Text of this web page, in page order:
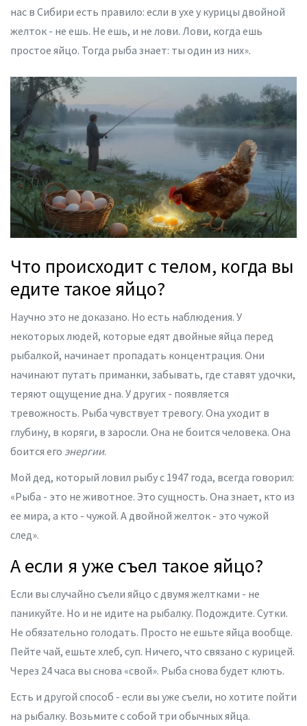
нас в Сибири есть правило: если в ухе у курицы двойной
желток - не ешь. Не ешь, и не лови. Лови, когда ешь
простое яйцо. Тогда рыба знает: ты один из них».
Что происходит с телом, когда вы
едите такое яйцо?
Научно это не доказано. Но есть наблюдения. У
некоторых людей, которые едят двойные яйца перед
рыбалкой, начинает пропадать концентрация. Они
начинают путать приманки, забывать, где ставят удочки,
теряют ощущение дна. У других - появляется
тревожность. Рыба чувствует тревогу. Она уходит в
глубину, в коряги, в заросли. Она не боится человека. Она
боится его энергии.
Мой дед, который ловил рыбу с 1947 года, всегда говорил:
«Рыба - это не животное. Это сущность. Она знает, кто из
ее мира, а кто - чужой. А двойной желток - это чужой
след».
А если я уже съел такое яйцо?
Если вы случайно съели яйцо с двумя желтками - не
паникуйте. Но и не идите на рыбалку. Подождите. Сутки.
Не обязательно голодать. Просто не ешьте яйца вообще.
Пейте чай, ешьте хлеб, суп. Ничего, что связано с курицей.
Через 24 часа вы снова «свой». Рыба снова будет клють.
Есть и другой способ - если вы уже съели, но хотите пойти
на рыбалку. Возьмите с собой три обычных яйца.